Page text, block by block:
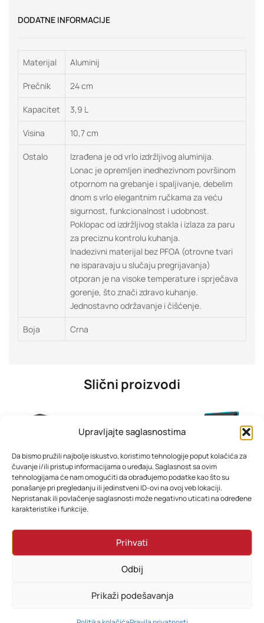
Upravljajte saglasnostima
Da bismo pružili najbolje iskustvo, koristimo tehnologije poput kolačića za
čuvanje i/ili pristup informacijama o uređaju. Saglasnost sa ovim
tehnologijama će nam omogućiti da obrađujemo podatke kao što su
ponašanje pri pregledanju ili jedinstveni ID-ovi na ovoj veb lokaciji.
Nepristanak ili povlačenje saglasnosti može negativno uticati na određene
karakteristike i funkcije.
Prihvati
Odbij
Prikaži podešavanja
DODATNE INFORMACIJE
Materijal Aluminij
Prečnik 24 cm
Kapacitet 3,9 L
Visina 10,7 cm
Ostalo
Izrađena je od vrlo izdržljivog aluminija.
Lonac je opremljen inedhezivnom površinom
otpornom na grebanje i spaljivanje, debelim
dnom s vrlo elegantnim ručkama za veću
sigurnost, funkcionalnost i udobnost.
Poklopac od izdržljivog stakla i izlaza za paru
za preciznu kontrolu kuhanja.
Inadezivni materijal bez PFOA (otrovne tvari
ne isparavaju u slučaju pregrijavanja)
otporan je na visoke temperature i sprječava
gorenje, što znači zdravo kuhanje.
Jednostavno održavanje i čišćenje.
Boja Crna
Slični proizvodi